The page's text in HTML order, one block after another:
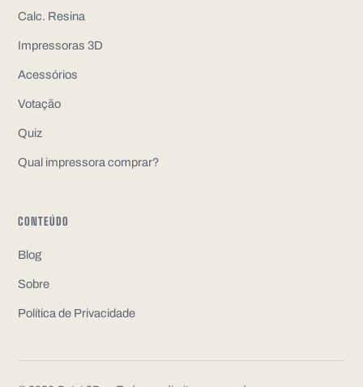
Calc. Resina
Impressoras 3D
Acessórios
Votação
Quiz
Qual impressora comprar?
CONTEÚDO
Blog
Sobre
Política de Privacidade